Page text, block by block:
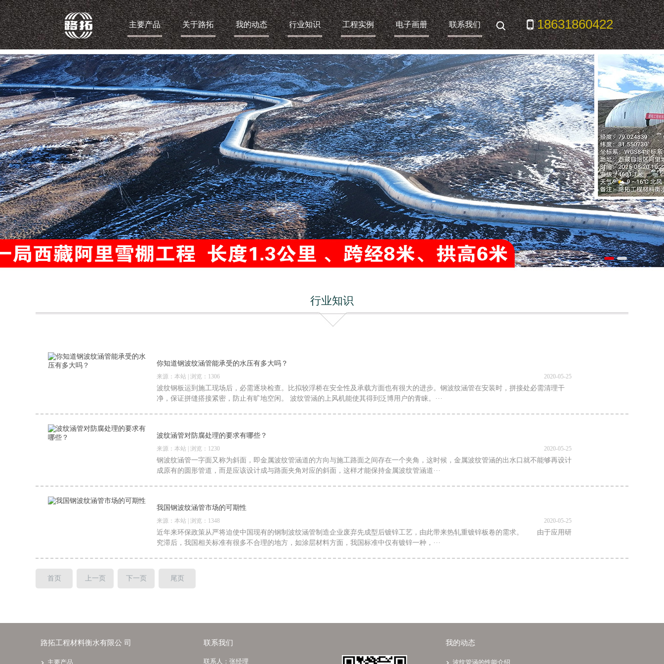
主要产品 关于路拓 我的动态 行业知识 工程实例 电子画册 联系我们 18631860422
-
行业知识
你知道钢波纹涵管能承受的水压有多大吗？
2020-05-25
来源：本站 | 浏览：1306
波纹钢板运到施工现场后，必需逐块检查。比拟较浮桥在安全性及承载方面也有很大的进步。钢波纹涵管在安装时，拼接处必需清理干
净，保证拼缝搭接紧密，防止有旷地空闲。 波纹管涵的上风机能使其得到泛博用户的青睐。···
波纹涵管对防腐处理的要求有哪些？
2020-05-25
来源：本站 | 浏览：1230
钢波纹涵管一字面又称为斜面，即金属波纹管涵道的方向与施工路面之间存在一个夹角，这时候，金属波纹管涵的出水口就不能够再设计
成原有的圆形管道，而是应该设计成与路面夹角对应的斜面，这样才能保持金属波纹管涵道···
我国钢波纹涵管市场的可期性
2020-05-25
来源：本站 | 浏览：1348
近年来环保政策从严将迫使中国现有的钢制波纹涵管制造企业废弃先成型后镀锌工艺，由此带来热轧重镀锌板卷的需求。 由于应用研
究滞后，我国相关标准有很多不合理的地方，如涂层材料方面，我国标准中仅有镀锌一种，···
首页 上一页 下一页 尾页
路拓工程材料衡水有限公 司
主要产品
联系我们
联系人：张经理
我的动态
波纹管涵的性能介绍